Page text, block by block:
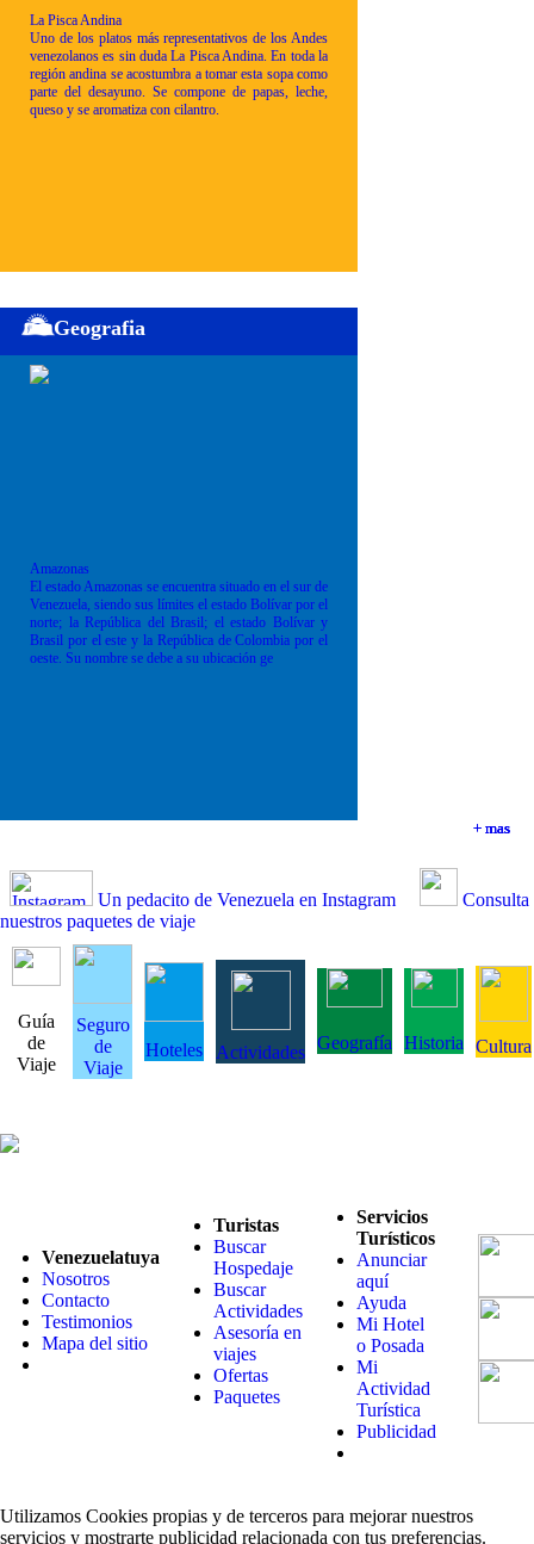
+ mas
+ mas
La Pisca Andina
Uno de los platos más representativos de los Andes
venezolanos es sin duda La Pisca Andina. En toda la
región andina se acostumbra a tomar esta sopa como
parte del desayuno. Se compone de papas, leche,
queso y se aromatiza con cilantro.
+ mas
Geografia
Amazonas
El estado Amazonas se encuentra situado en el sur de
Venezuela, siendo sus límites el estado Bolívar por el
norte; la República del Brasil; el estado Bolívar y
Brasil por el este y la República de Colombia por el
oeste. Su nombre se debe a su ubicación ge
+ mas
Un pedacito de Venezuela en Instagram
Consulta
nuestros paquetes de viaje
Guía
de
Viaje
Seguro
de
Viaje
Hoteles Actividades Geografía Historia Cultura
Venezuelatuya
Nosotros
Contacto
Testimonios
Mapa del sitio
Turistas
Buscar
Hospedaje
Buscar
Actividades
Asesoría en
viajes
Ofertas
Paquetes
Servicios
Turísticos
Anunciar
aquí
Ayuda
Mi Hotel
o Posada
Mi
Actividad
Turística
Publicidad
Utilizamos Cookies propias y de terceros para mejorar nuestros
servicios y mostrarte publicidad relacionada con tus preferencias.